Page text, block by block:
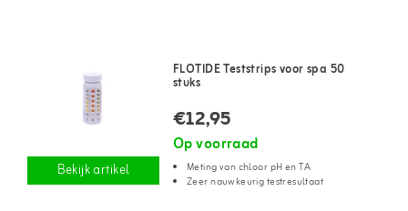
Bekijk artikel
FLOTIDE Teststrips voor spa 50
stuks
€12,95
Op voorraad
Meting van chloor pH en TA
Zeer nauwkeurig testresultaat